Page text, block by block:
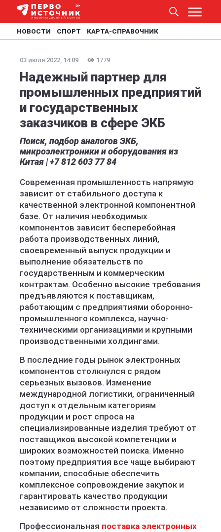
НОВОСТИ СПОРТ КАРТА-СПРАВОЧНИК
03 июля 2022, 14:09 1779
Надежный партнер для
промышленных предприятий
и государственных
заказчиков в сфере ЭКБ
Поиск, подбор аналогов ЭКБ,
микроэлектроники и оборудования из
Китая | +7 812 603 77 84
Современная промышленность напрямую
зависит от стабильного доступа к
качественной электронной компонентной
базе. От наличия необходимых
компонентов зависит бесперебойная
работа производственных линий,
своевременный выпуск продукции и
выполнение обязательств по
государственным и коммерческим
контрактам. Особенно высокие требования
предъявляются к поставщикам,
работающим с предприятиями оборонно-
промышленного комплекса, научно-
техническими организациями и крупными
производственными холдингами.
В последние годы рынок электронных
компонентов столкнулся с рядом
серьезных вызовов. Изменение
международной логистики, ограниченный
доступ к отдельным категориям
продукции и рост спроса на
специализированные изделия требуют от
поставщиков высокой компетенции и
широких возможностей поиска. Именно
поэтому предприятия все чаще выбирают
компании, способные обеспечить
комплексное сопровождение закупок и
гарантировать качество продукции
независимо от сложности проекта.
Профессиональная поставка электронных